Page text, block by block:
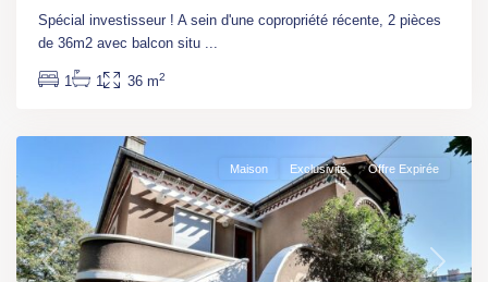
Spécial investisseur ! A sein d'une copropriété récente, 2 pièces
de 36m2 avec balcon situ ...
1 1 36 m2
Rhône
Saint-
Previous Next
Maison Exclusivité Offre Expirée